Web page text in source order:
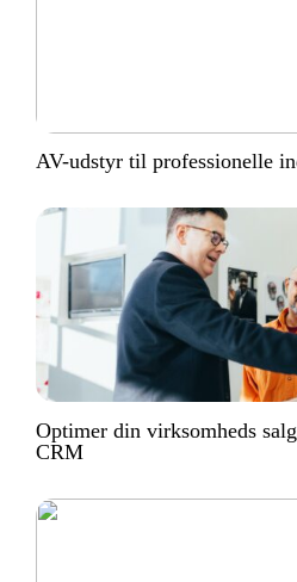
AV-udstyr til professionelle
Optimer din virksomheds
CRM